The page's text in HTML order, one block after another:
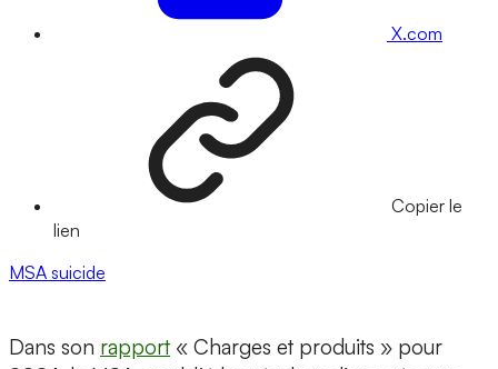
X.com
Copier le
lien
MSA suicide
Dans son rapport « Charges et produits » pour